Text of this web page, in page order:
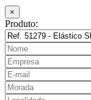
×
Produto: